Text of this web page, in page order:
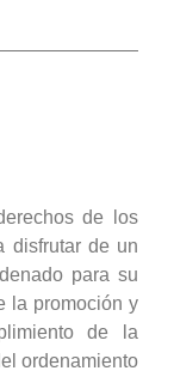
de los
disfrutar de un
para su
la promoción y
de la
ordenamiento